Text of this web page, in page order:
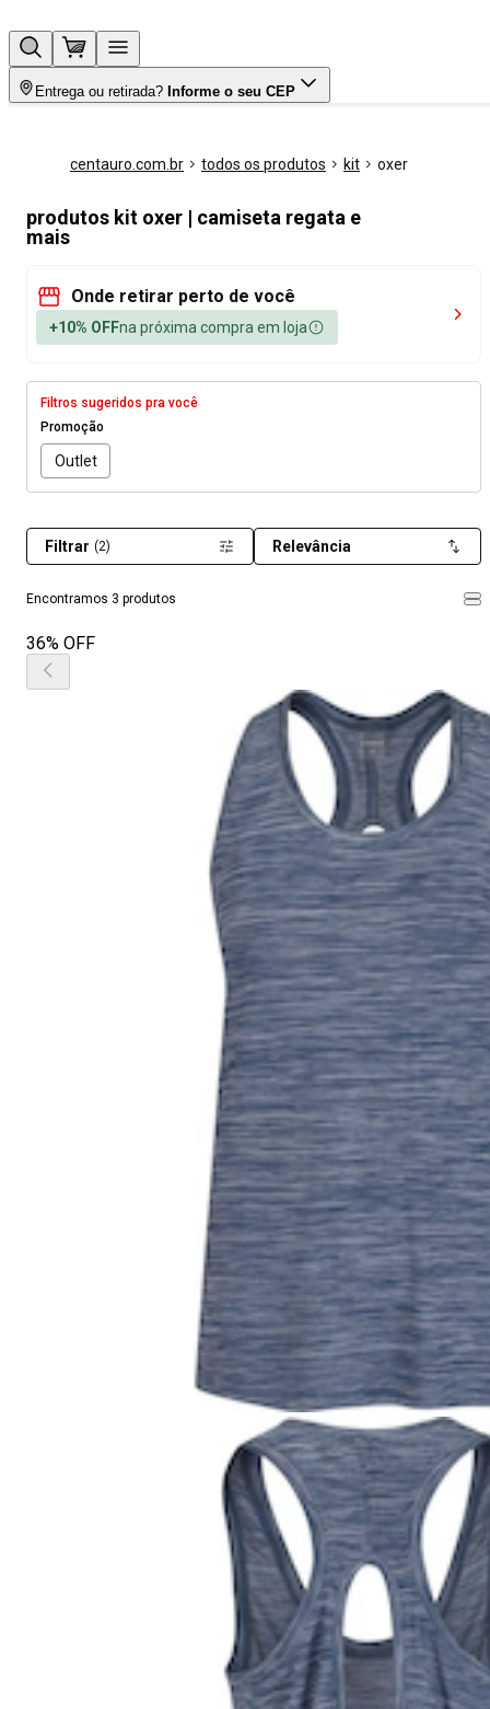
Entrega ou retirada? Informe o seu CEP
centauro.com.br todos os produtos kit oxer
produtos kit oxer | camiseta regata e
mais
Onde retirar perto de você
+10% OFFna próxima compra em loja
Filtros sugeridos pra você
Promoção
Outlet
Encontramos 3 produtos
Filtrar (2) Relevância
36% OFF